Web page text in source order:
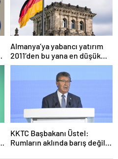
Almanya’ya yabancı yatırım
2011’den bu yana en düşük
seviyede
KKTC Başbakanı Üstel:
Rumların aklında barış değil